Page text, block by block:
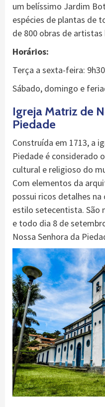
um belíssimo Jardim
espécies de plantas de
de 800 obras de
Horários:
Terça a sexta-feira:
Sábado, domingo e
Igreja Matriz de
Piedade
Construída em 1713, a
Piedade é considerado
cultural e religioso do
Com elementos da
possui ricos detalhes
estilo setecentista. São
e todo dia 8 de
Nossa Senhora da